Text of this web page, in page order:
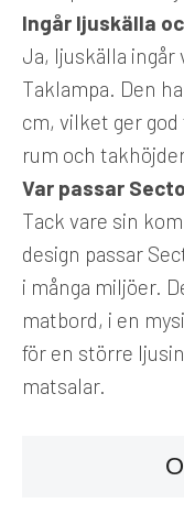
Ingår ljuskälla
Ja, ljuskälla ingår
Taklampa. Den
cm, vilket ger
rum och
Var passar
Tack vare sin
design passar
i många miljöer.
matbord, i en
för en större
matsalar.